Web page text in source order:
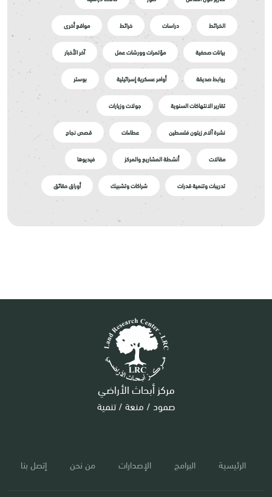
الخرائط دراسات خرائط مواقع أخرى
بيانات صحفية مؤتمرات وورشات عمل آخر الأخبار
روابط صديقة أوامر عسكرية إسرائيلية بوستر
تقارير الانتهاكات السنوية جولات وزيارات
نشرة آلام زيتون فلسطين عطاءات قصص نجاح
مقالات أنشطة المشاريع والمركز فيديوها
تدريبات وتنمية قدرات شراكات وتشبيك أوراق حقائق
مركز أبحاث الأراضي
صمود / منعة / تنمية
الرئيسية البرامج الإصدارات من نحن إتصل بنا